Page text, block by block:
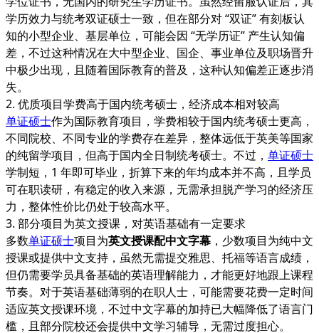
学历效力与统考双证硕士一致，但在部分对 “双证” 有刻板认
知的小型企业、基层单位，可能会因 “无学历证” 产生认知偏
差，不过这种情况在大中型企业、国企、事业单位及职场晋升
中极少出现，且随着国际教育的普及，这种认知偏差正逐步消
失。
2. 优质项目学费高于国内统考硕士，经济成本相对较高
单证硕士作为国际教育项目，学费相较于国内统考硕士更高，
不同院校、不同专业的学费存在差异，整体远低于英美等国家
的纯留学项目，但高于国内全日制统考硕士。不过， 单证硕士
学制短，1 年即可毕业，折算下来的年均成本并不高，且学员
可在职读研，有稳定的收入来源，无需承担脱产学习的经济压
力，整体性价比仍处于较高水平。
3. 部分项目为英文授课，对英语基础有一定要求
多数单证硕士项目为英文授课配中文字幕 ，少数项目为纯中文
授课或提供中文支持，虽然无需提交雅思、托福等语言成绩，
但仍需要学员具备基础的英语理解能力，才能更好地跟上课程
节奏。对于英语基础薄弱的在职人士，可能需要花费一定时间
适应英文授课环境，不过中文字幕的加持已大幅降低了语言门
槛，且部分院校还会提供中文学习辅导，无需过度担心。